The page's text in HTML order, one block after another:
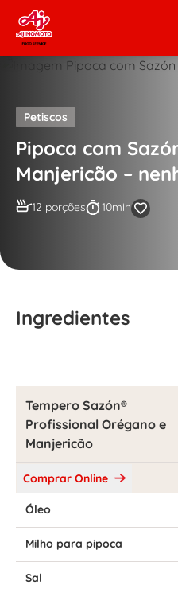
Skip to content
Petiscos
Pipoca com
Manjericão –
12 porções 10min
Ingredientes
Tempero Sazón®
Profissional Orégano e
Manjericão
Comprar Online
Óleo
Milho para pipoca
Sal